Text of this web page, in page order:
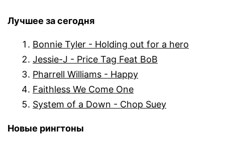
Лучшее за сегодня
Bonnie Tyler - Holding out for a hero
Jessie-J - Price Tag Feat BoB
Pharrell Williams - Happy
Faithless We Come One
System of a Down - Chop Suey
Новые рингтоны